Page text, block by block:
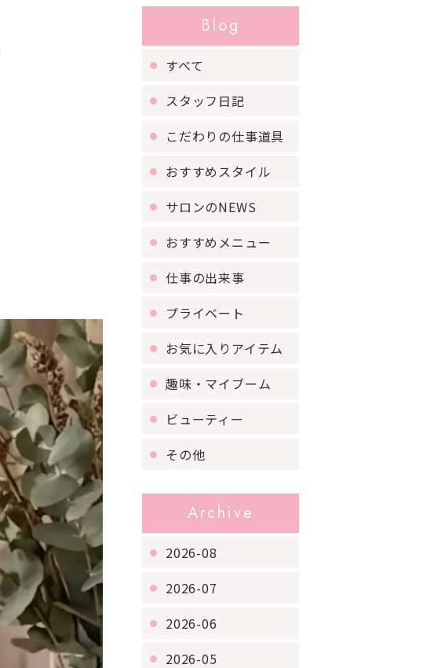
Blog
すべて
スタッフ日記
こだわりの仕事道具
おすすめスタイル
サロンのNEWS
おすすめメニュー
仕事の出来事
プライベート
お気に入りアイテム
趣味・マイブーム
ビューティー
その他
Archive
2026-08
2026-07
2026-06
2026-05